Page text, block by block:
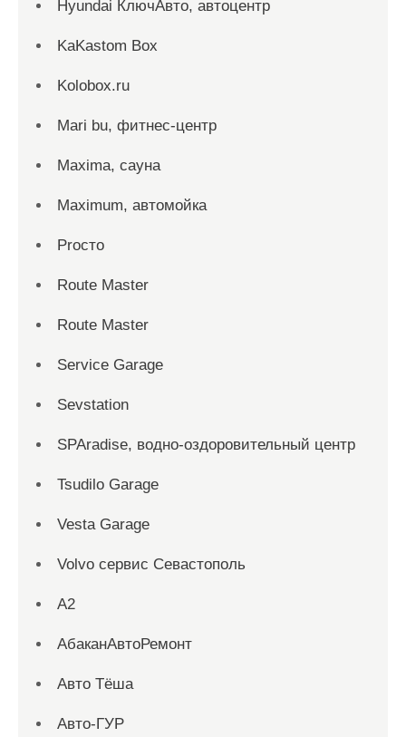
Hyundai КлючАвто, автоцентр
KaKastom Box
Kolobox.ru
Mari bu, фитнес-центр
Maxima, сауна
Maximum, автомойка
Proсто
Route Master
Route Master
Service Garage
Sevstation
SPAradise, водно-оздоровительный центр
Tsudilo Garage
Vesta Garage
Volvo сервис Севастополь
А2
АбаканАвтоРемонт
Авто Тёша
Авто-ГУР